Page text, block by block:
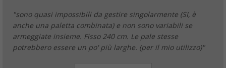
"sono quasi impossibili da gestire singolarmente (SI, è
anche una paletta combinata) e non sono variabili se
armeggiate insieme. Fisso 240 cm. Le pale stesse
potrebbero essere un po' più larghe. (per il mio utilizzo)"